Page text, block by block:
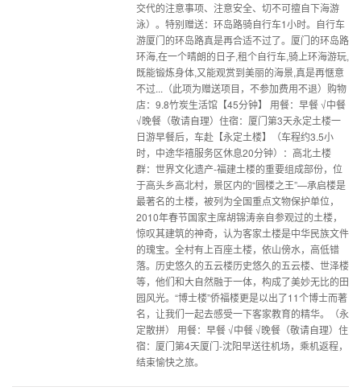
交代的注意事项、注意安全、切不可擅自下海游
泳）。特别赠送：环岛路骑自行车1小时。自行车
游厦门的环岛路真是再合适不过了。厦门的环岛路
环海,在一个晴朗的日子,租个自行车,骑上环海游玩,
既能锻炼身体,又能观赏到美丽的海景,真是再惬意
不过...（此项为赠送项目，不参加费用不退）购物
店：9.8竹炭生活馆【45分钟】 用餐：早餐 √中餐
√晚餐（敬请自理）住宿：厦门第3天永定土楼一
日游早餐后，车赴【永定土楼】（车程约3.5小
时，中途华禧服务区休息20分钟）：高北土楼
群：世界文化遗产-福建土楼的重要组成部份，位
于高头乡高北村，景区内的“圆楼之王”—承启楼是
最著名的土楼，被列为全国重点文物保护单位，
2010年春节国家主席胡锦涛亲自参观过的土楼，
惊叹其建筑的神奇，认为客家土楼是中华民族文件
的瑰宝。全村有上百座土楼，依山傍水，高低错
落。历史悠久的五云楼历史悠久的五云楼、世泽楼
等，他们和大自然融于一体，构成了美妙无比的田
园风光。“博士楼”侨福楼更是以出了11个博士而著
名，让我们一起去感受一下客家教育的精华。（永
定散拼） 用餐：早餐 √中餐 √晚餐（敬请自理）住
宿：厦门第4天厦门-沈阳早送往机场，乘机返程，
结束愉快之旅。